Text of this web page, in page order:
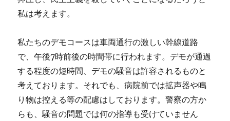
私は考えます。
私たちのデモコースは車両通行の激しい幹線道路
で、午後7時前後の時間帯に行われます。デモが通過
する程度の短時間、デモの騒音は許容されるものと
考えております。それでも、病院前では拡声器や鳴
り物は控える等の配慮はしております。警察の方か
らも、騒音の問題では何の指導も受けていません